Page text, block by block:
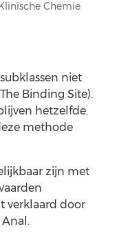
Chemie
niet
Binding Site).
hetzelfde.
methode
zijn met
verklaard door